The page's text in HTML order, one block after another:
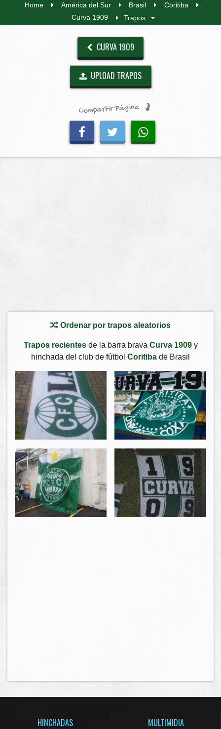
Home América del Sur Brasil
Coritiba
Curva 1909
Trapos
CURVA 1909
UPLOAD TRAPOS
Compartir Página
Ordenar por trapos aleatorios
Trapos recientesde la barra brava Curva 1909y
hinchada del club de fútbol Coritiba de Brasil
HINCHADAS MULTIMIDIA